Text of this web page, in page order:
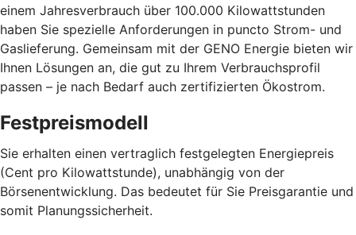
einem Jahresverbrauch über 100.000 Kilowattstunden
haben Sie spezielle Anforderungen in puncto Strom- und
Gaslieferung. Gemeinsam mit der GENO Energie bieten wir
Ihnen Lösungen an, die gut zu Ihrem Verbrauchsprofil
passen – je nach Bedarf auch zertifizierten Ökostrom.
Festpreismodell
Sie erhalten einen vertraglich festgelegten Energiepreis
(Cent pro Kilowattstunde), unabhängig von der
Börsenentwicklung. Das bedeutet für Sie Preisgarantie und
somit Planungssicherheit.